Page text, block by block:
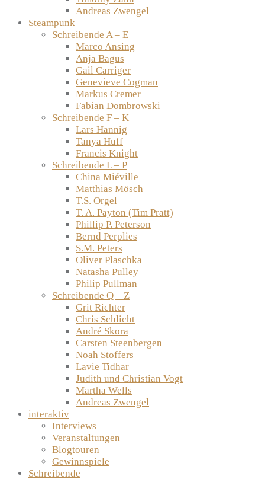
Andreas Zwengel
Steampunk
Schreibende A – E
Marco Ansing
Anja Bagus
Gail Carriger
Genevieve Cogman
Markus Cremer
Fabian Dombrowski
Schreibende F – K
Lars Hannig
Tanya Huff
Francis Knight
Schreibende L – P
China Miéville
Matthias Mösch
T.S. Orgel
T. A. Payton (Tim Pratt)
Phillip P. Peterson
Bernd Perplies
S.M. Peters
Oliver Plaschka
Natasha Pulley
Philip Pullman
Schreibende Q – Z
Grit Richter
Chris Schlicht
André Skora
Carsten Steenbergen
Noah Stoffers
Lavie Tidhar
Judith und Christian Vogt
Martha Wells
Andreas Zwengel
interaktiv
Interviews
Veranstaltungen
Blogtouren
Gewinnspiele
Schreibende